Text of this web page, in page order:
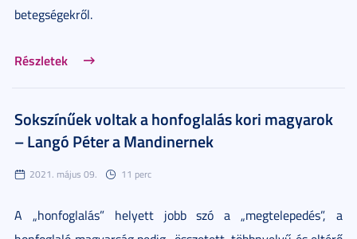
betegségekről.
Részletek
Sokszínűek voltak a honfoglalás kori magyarok
– Langó Péter a Mandinernek
2021. május 09. 11 perc
A „honfoglalás” helyett jobb szó a „megtelepedés”, a